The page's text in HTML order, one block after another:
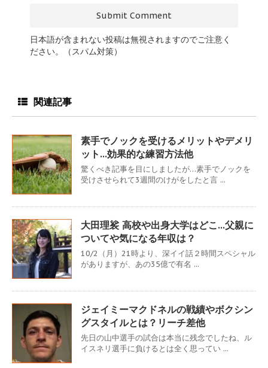
日本語が含まれない投稿は無視されますのでご注意く
ださい。（スパム対策）
関連記事
素手でノックを受けるメリットやデメリ
ット…効果的な練習方法他
驚くべき記事を目にしましたが…素手でノックを
受けさせられて3週間のけがをしたと言 ...
大田理裟 高校や出身大学はどこ…父親に
ついてや気になる年収は？
10/2（月）21時より、深イイ話２時間スペシャル
がありますが、あの35億で有名 ...
ジェイミーマクドネルの戦績やボクシン
グスタイルとは？リーチ差他
先日の山中選手の試合は本当に残念でしたね、ル
イスネリ選手に負けるとは全く思ってい ...